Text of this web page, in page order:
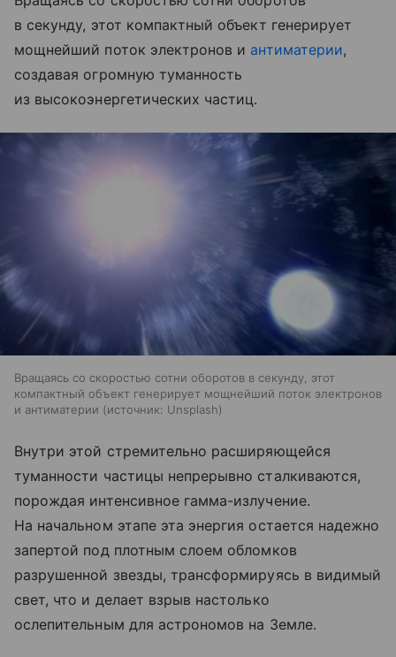
в секунду, этот компактный объект генерирует
мощнейший поток электронов и антиматерии,
создавая огромную туманность
из высокоэнергетических частиц.
Вращаясь со скоростью сотни оборотов в секунду, этот
компактный объект генерирует мощнейший поток электронов
и антиматерии
источник: Unsplash
Внутри этой стремительно расширяющейся
туманности частицы непрерывно сталкиваются,
порождая интенсивное гамма-излучение.
На начальном этапе эта энергия остается надежно
запертой под плотным слоем обломков
разрушенной звезды, трансформируясь в видимый
свет, что и делает взрыв настолько
ослепительным для астрономов на Земле.